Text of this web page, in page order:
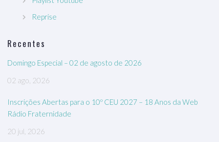
Reprise
Recentes
Domingo Especial – 02 de agosto de 2026
02 ago, 2026
Inscrições Abertas para o 10º CEU 2027 – 18 Anos da Web
Rádio Fraternidade
20 jul, 2026